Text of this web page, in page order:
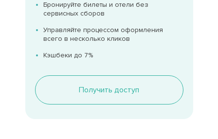
Бронируйте билеты и отели без
сервисных сборов
Управляйте процессом оформления
всего в несколько кликов
Кэшбеки до 7%
Получить доступ